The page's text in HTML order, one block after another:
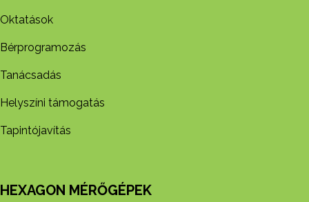
Oktatások
Bérprogramozás
Tanácsadás
Helyszíni támogatás
Tapintójavítás
HEXAGON MÉRŐGÉPEK